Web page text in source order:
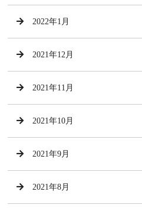
2022年1月
2021年12月
2021年11月
2021年10月
2021年9月
2021年8月